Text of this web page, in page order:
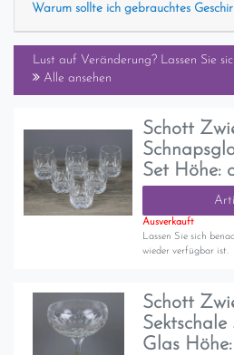
Warum sollte ich gebrauchtes
Lust auf Veränderung? Lassen Sie
Alle ansehen
Schott
Set Höhe:
Ausverkauft
Lassen Sie sich
wieder verfügbar ist.
Schott
Sektschale
Glas Höhe: